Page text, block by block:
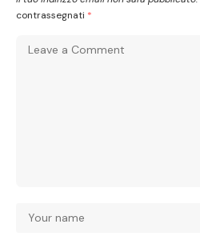
contrassegnati *